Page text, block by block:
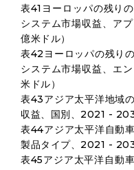
表41ヨーロッパの残り
システム市場収益、ア
億米ドル）
表42ヨーロッパの残り
システム市場収益、エ
米ドル）
表43アジア太平洋地域
収益、国別、2021 -
表44アジア太平洋自動
製品タイプ、2021 -
表45アジア太平洋自動